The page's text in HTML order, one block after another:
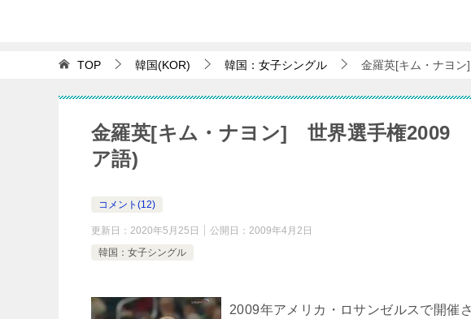
TOP 韓国(KOR) 韓国：女子シングル 金羅英[キム・ナヨ
金羅英[キム・ナヨン] 世界選手権2009
ア語)
コメント(12)
更新日： 2020年5月25日 公開日： 2009年4月2日
韓国：女子シングル
2009年アメリカ・ロサンゼルスで開催